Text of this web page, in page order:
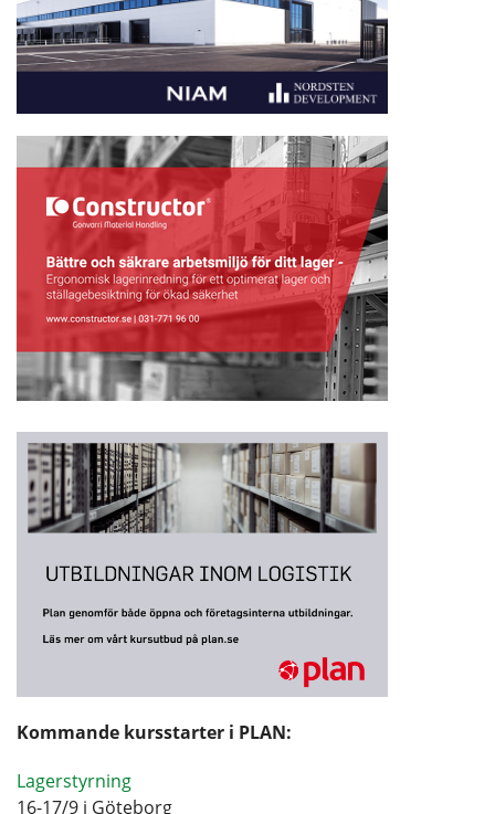
Kommande kursstarter i PLAN:
Lagerstyrning
16-17/9 i Göteborg